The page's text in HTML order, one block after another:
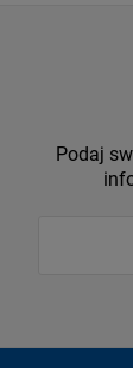
Podaj